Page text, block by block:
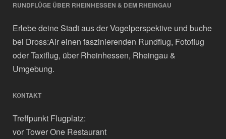
RUNDFLÜGE ÜBER RHEINHESSEN & DEM RHEINGAU
Erlebe deine Stadt aus der Vogelperspektive und buche
bei Dross:Air einen faszinierenden Rundflug, Fotoflug
oder Taxiflug, über Rheinhessen, Rheingau &
Umgebung.
KONTAKT
Treffpunkt Flugplatz:
vor Tower One Restaurant